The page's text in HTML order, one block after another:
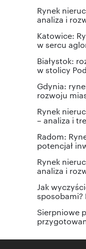
Rynek
analiza i
Katowice:
w sercu
Białystok:
w stolicy
Gdynia:
rozwoju
Rynek
– analiza i
Radom:
potencjał
Rynek
analiza i
Jak
sposobami?
Sierpniowe